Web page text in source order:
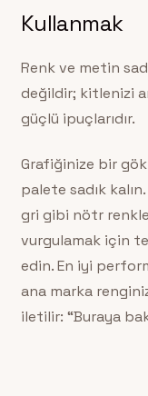
Kullanmak
Renk ve metin
değildir; kitlenizi
güçlü ipuçlarıdır.
Grafiğinize bir
palete sadık
gri gibi nötr
vurgulamak için
edin. En iyi
ana marka
iletilir: “Buraya